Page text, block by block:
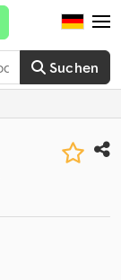
Suchen